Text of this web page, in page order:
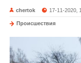
chertok 17-11-2020,
Происшествия